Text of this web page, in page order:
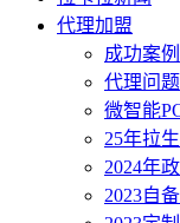
代理加盟
成功案例
代理问题
微智能
25年拉
2024年
2023自